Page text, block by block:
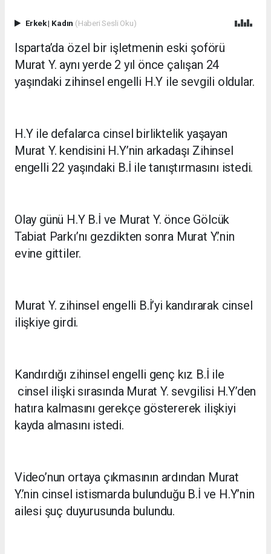
Erkek| Kadın (Haberi Sesli Oku)
Isparta’da özel bir işletmenin eski şoförü
Murat Y. aynı yerde 2 yıl önce çalışan 24
yaşındaki zihinsel engelli H.Y ile sevgili oldular.
H.Y ile defalarca cinsel birliktelik yaşayan
Murat Y. kendisini H.Y’nin arkadaşı Zihinsel
engelli 22 yaşındaki B.İ ile tanıştırmasını istedi.
Olay günü H.Y B.İ ve Murat Y. önce Gölcük
Tabiat Parkı’nı gezdikten sonra Murat Y.’nin
evine gittiler.
Murat Y. zihinsel engelli B.İ’yi kandırarak cinsel
ilişkiye girdi.
Kandırdığı zihinsel engelli genç kız B.İ ile
cinsel ilişki sırasında Murat Y. sevgilisi H.Y’den
hatıra kalmasını gerekçe göstererek ilişkiyi
kayda almasını istedi.
Video’nun ortaya çıkmasının ardından Murat
Y.’nin cinsel istismarda bulunduğu B.İ ve H.Y’nin
ailesi şuç duyurusunda bulundu.